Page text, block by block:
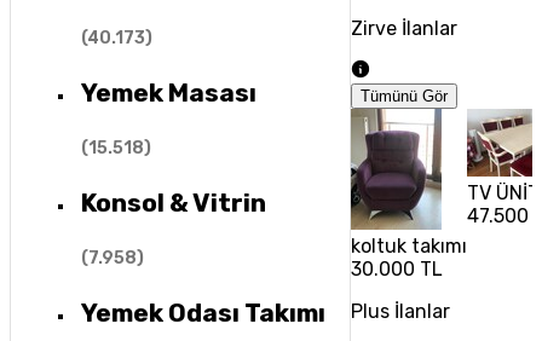
(40.173)
Yemek Masası
(15.518)
Konsol & Vitrin
(7.958)
Yemek Odası Takımı
Zirve İlanlar
Tümünü Gör
koltuk takımı
30.000 TL
TV
47.500
Plus İlanlar